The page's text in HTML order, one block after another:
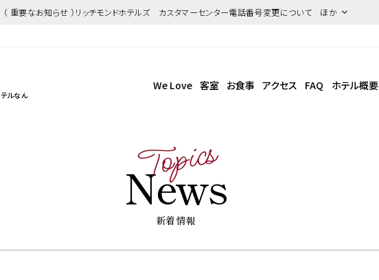
（ 重要なお知らせ ）リッチモンドホテルズ カスタマーセンター電話番号変更について ほか
ルなん
We Love 客室 お食事 アクセス FAQ ホテル概要
News
Topics
新着情報